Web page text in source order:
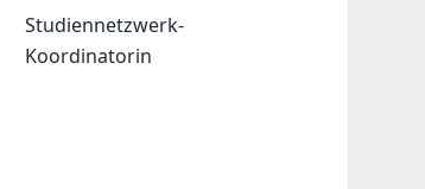
Studiennetzwerk-
Koordinatorin